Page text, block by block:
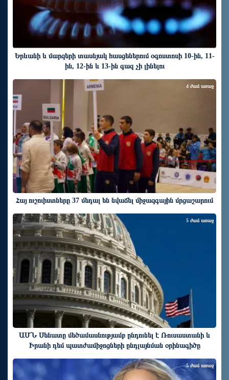
Երևանի և մարզերի տասնյակ հասցեներում օգոստոսի 10-ին, 11-
ին, 12-ին և 13-ին գազ չի լինելու
Հայ ուշուիստները 37 մեդալ են նվաճել միջազգային մրցաշարում
4 ժամ առաջ
ԱՄՆ Սենատը մեծամասնությամբ ընդունել է Ռուսաստանի և
Իրանի դեմ պատժամիջոցների ընդլայնման օրինագիծը
5 ժամ առաջ
5 ժամ առաջ